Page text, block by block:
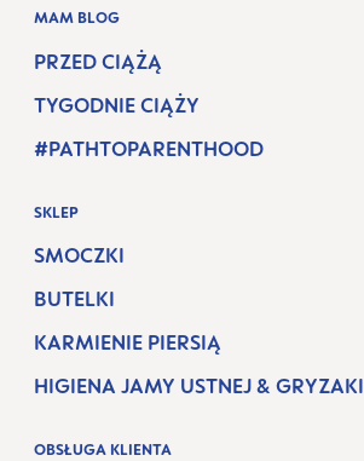
MAM BLOG
PRZED CIĄŻĄ
TYGODNIE CIĄŻY
#PATHTOPARENTHOOD
SKLEP
SMOCZKI
BUTELKI
KARMIENIE PIERSIĄ
HIGIENA JAMY USTNEJ & GRYZAKI
OBSŁUGA KLIENTA